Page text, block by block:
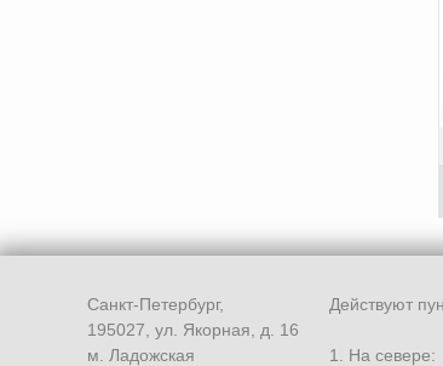
Санкт-Петербург,
195027, ул. Якорная, д. 16
м. Ладожская
Действуют
1. На севере: